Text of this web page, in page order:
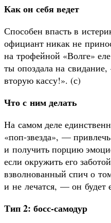
Как он себя ведет
Способен впасть в
официант никак не
на трофейной «Волге»
ты опоздала на
вторую кассу!». (с)
Что с ним делать
На самом деле
«поп-звезда», —
и получить порцию
если окружить его
взволнованный спич о
и не лечатся, — он будет
Тип 2: босс-самодур